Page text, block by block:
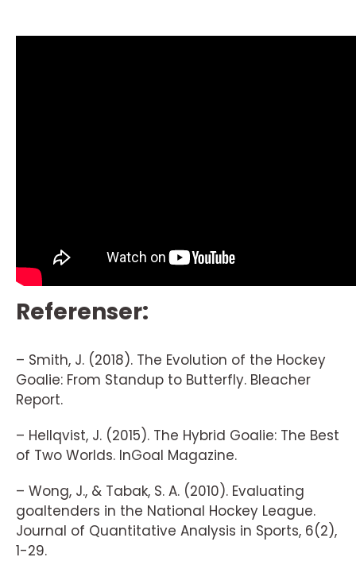
Referenser:
– Smith, J. (2018). The Evolution of the Hockey
Goalie: From Standup to Butterfly. Bleacher
Report.
– Hellqvist, J. (2015). The Hybrid Goalie: The Best
of Two Worlds. InGoal Magazine.
– Wong, J., & Tabak, S. A. (2010). Evaluating
goaltenders in the National Hockey League.
Journal of Quantitative Analysis in Sports, 6(2),
1-29.